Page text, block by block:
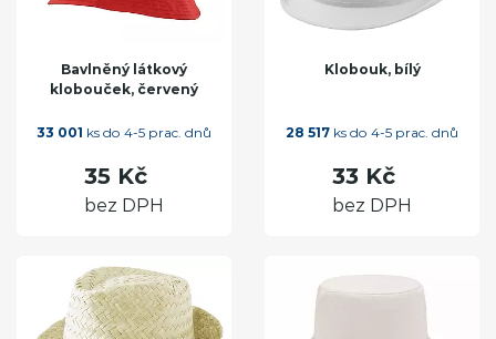
Bavlněný látkový
klobouček, červený
33 001 ks do 4-5 prac. dnů
35 Kč
bez DPH
Klobouk, bílý
28 517 ks do 4-5 prac. dnů
33 Kč
bez DPH